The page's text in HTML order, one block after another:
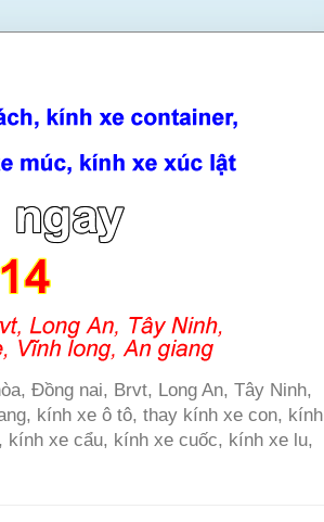
Đồng nai, Brvt, Long An, Tây Ninh,
kính xe ô tô, thay kính xe con, kính
xe cẩu, kính xe cuốc, kính xe lu,